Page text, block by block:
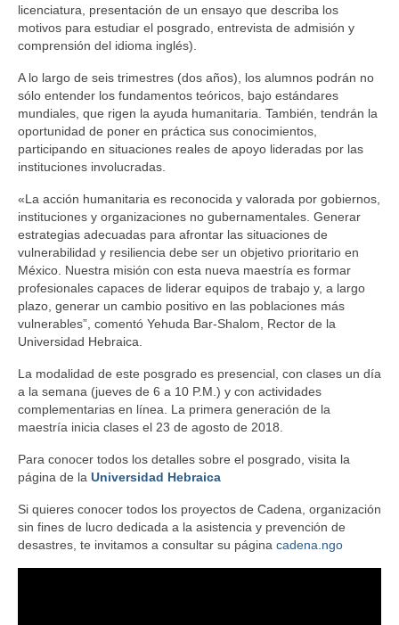
licenciatura, presentación de un ensayo que describa los
motivos para estudiar el posgrado, entrevista de admisión y
comprensión del idioma inglés).
A lo largo de seis trimestres (dos años), los alumnos podrán no
sólo entender los fundamentos teóricos, bajo estándares
mundiales, que rigen la ayuda humanitaria. También, tendrán la
oportunidad de poner en práctica sus conocimientos,
participando en situaciones reales de apoyo lideradas por las
instituciones involucradas.
«La acción humanitaria es reconocida y valorada por gobiernos,
instituciones y organizaciones no gubernamentales. Generar
estrategias adecuadas para afrontar las situaciones de
vulnerabilidad y resiliencia debe ser un objetivo prioritario en
México. Nuestra misión con esta nueva maestría es formar
profesionales capaces de liderar equipos de trabajo y, a largo
plazo, generar un cambio positivo en las poblaciones más
vulnerables”, comentó Yehuda Bar-Shalom, Rector de la
Universidad Hebraica.
La modalidad de este posgrado es presencial, con clases un día
a la semana (jueves de 6 a 10 P.M.) y con actividades
complementarias en línea. La primera generación de la
maestría inicia clases el 23 de agosto de 2018.
Para conocer todos los detalles sobre el posgrado, visita la
página de la Universidad Hebraica
Si quieres conocer todos los proyectos de Cadena, organización
sin fines de lucro dedicada a la asistencia y prevención de
desastres, te invitamos a consultar su página cadena.ngo